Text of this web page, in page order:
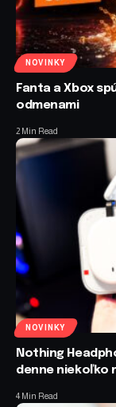
NOVINKY
Fanta a Xbox
odmenami
2 Min Read
NOVINKY
Nothing
denne niekoľko
4 Min Read